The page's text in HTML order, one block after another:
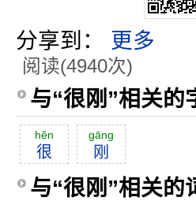
分享到： 更多
阅读(4940次)
与“很刚”相关的
hĕn
很
gāng
刚
与“很刚”相关的